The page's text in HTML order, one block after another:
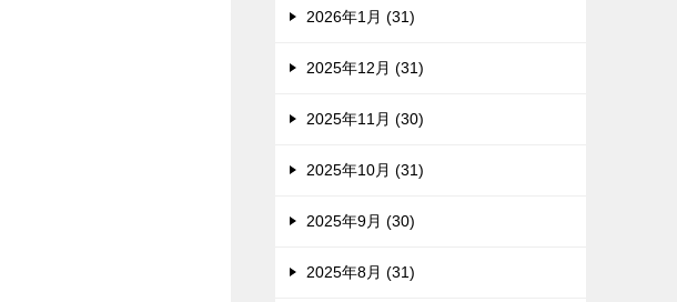
2026年1月 (31)
2025年12月 (31)
2025年11月 (30)
2025年10月 (31)
2025年9月 (30)
2025年8月 (31)